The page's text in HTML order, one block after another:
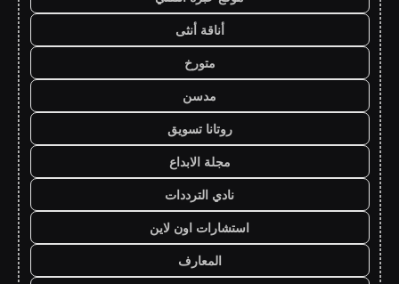
أناقة أنثى
متورخ
مدسن
روتانا تسويق
مجلة الابداع
نادي الترددات
استشارات اون لاين
المعارف